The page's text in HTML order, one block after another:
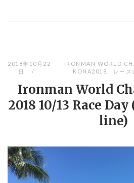
2018年10月22
日
IRONMAN WORLD
KONA2018
レース
Ironman World
2018 10/13 Race
line)